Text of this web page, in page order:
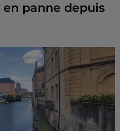
panne depuis